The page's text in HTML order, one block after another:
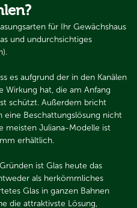
?
für Ihr Gewächshaus
und undurchsichtiges
es aufgrund der in den Kanälen
Wirkung hat, die am Anfang
schützt. Außerdem bricht
eine Beschattungslösung nicht
meisten Juliana-Modelle ist
erhältlich.
ist Glas heute das
als herkömmliches
Glas in ganzen Bahnen
die attraktivste Lösung,